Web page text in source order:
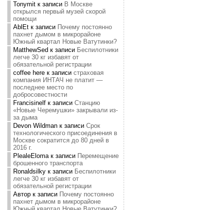
Tonymitк записи В Москве
открылся первый музей скорой
помощи
AblEtк записи Почему постоянно
пахнет дымом в микрорайоне
Южный квартал Новые Ватутинки?
MatthewSed к записи Беспилотники
легче 30 кг избавят от
обязательной регистрации
coffee hereк записи страховая
компания ИНТАЧ не платит —
последнее место по
добросовестности
Francisinelfк записи Станцию
«Новые Черемушки» закрывали из-
за дыма
Devon Wildmanк записи Срок
технологического присоединения в
Москве сократится до 80 дней в
2016 г.
PlealeElomaк записи Перемещение
брошенного транспорта
Ronaldsilkyк записи Беспилотники
легче 30 кг избавят от
обязательной регистрации
Авторк записи Почему постоянно
пахнет дымом в микрорайоне